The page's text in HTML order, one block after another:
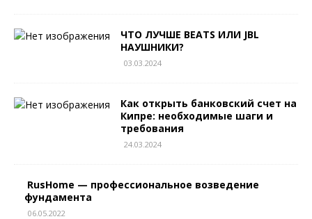
ЧТО ЛУЧШЕ BEATS ИЛИ JBL
НАУШНИКИ?
03.03.2024
Как открыть банковский счет на
Кипре: необходимые шаги и
требования
24.03.2024
RusHome — профессиональное возведение
фундамента
06.05.2022